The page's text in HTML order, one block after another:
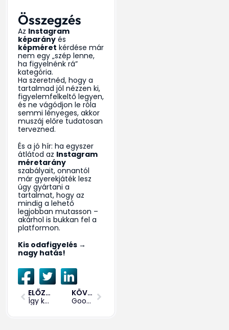
Összegzés
Az Instagram
képarány és
képméret kérdése már
nem egy „szép lenne,
ha figyelnénk rá”
kategória.
Ha szeretnéd, hogy a
tartalmad jól nézzen ki,
figyelemfelkeltő legyen,
és ne vágódjon le róla
semmi lényeges, akkor
muszáj előre tudatosan
tervezned.
És a jó hír: ha egyszer
átlátod az Instagram
méretarány
szabályait, onnantól
már gyerekjáték lesz
úgy gyártani a
tartalmat, hogy az
mindig a lehető
legjobban mutasson –
akárhol is bukkan fel a
platformon.
Kis odafigyelés →
nagy hatás!
ELŐZŐ
Így készíts hírlevelet – 4 hiba, amit mindenképp kerülj el!
KÖVETKEZŐ
Google Search Console – a SEO-d alfája és omegája